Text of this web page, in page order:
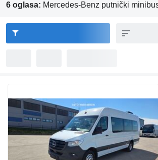
6 oglasa: Mercedes-Benz putnički